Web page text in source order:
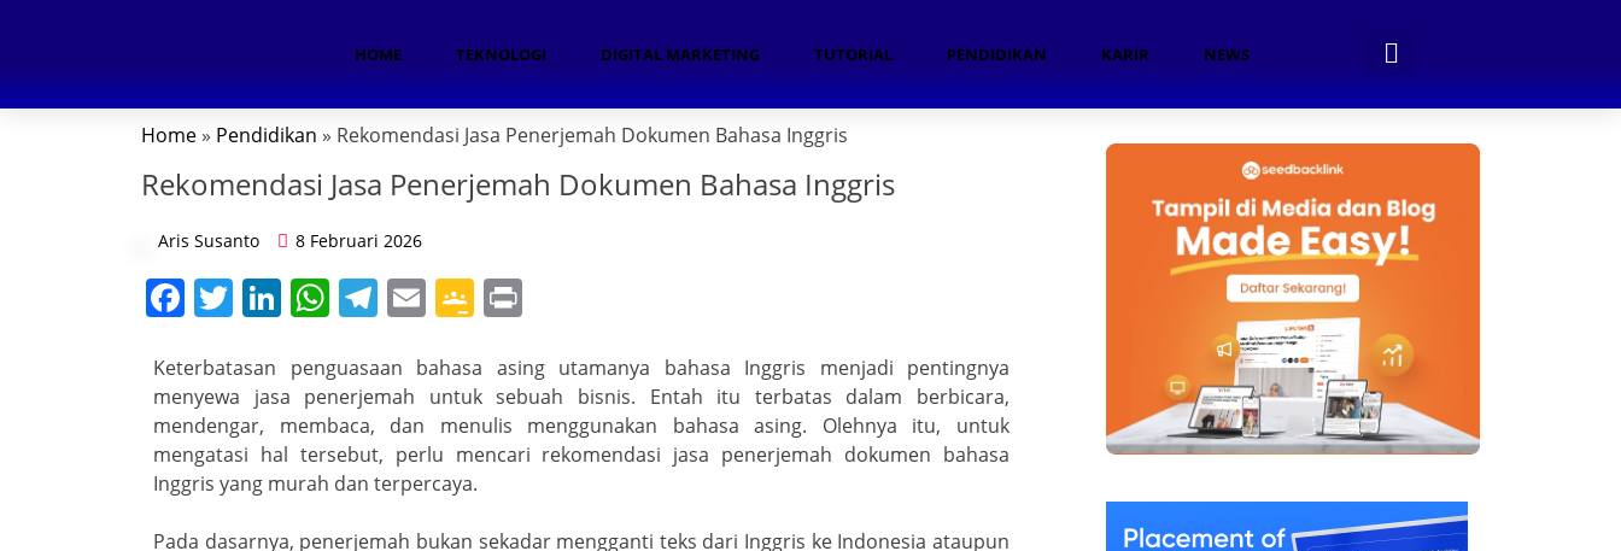
HOME TEKNOLOGI DIGITAL MARKETING TUTORIAL PENDIDIKAN KARIR NEWS
Home » Pendidikan » Rekomendasi Jasa Penerjemah Dokumen Bahasa Inggris
Rekomendasi Jasa Penerjemah Dokumen Bahasa Inggris
Aris Susanto 8 Februari 2026
F
c
e
b
o
o
T
itt
er
Li
k
e
dI
n
W
at
s
A
p
p
T
e
gr
a
m
E
ai
l
G
o
gl
e
Cl
a
t
Keterbatasan penguasaan bahasa asing utamanya bahasa Inggris menjadi pentingnya
menyewa jasa penerjemah untuk sebuah bisnis. Entah itu terbatas dalam berbicara,
mendengar, membaca, dan menulis menggunakan bahasa asing. Olehnya itu, untuk
mengatasi hal tersebut, perlu mencari rekomendasi jasa penerjemah dokumen bahasa
Inggris yang murah dan terpercaya.
Pada dasarnya, penerjemah bukan sekadar mengganti teks dari Inggris ke Indonesia ataupun